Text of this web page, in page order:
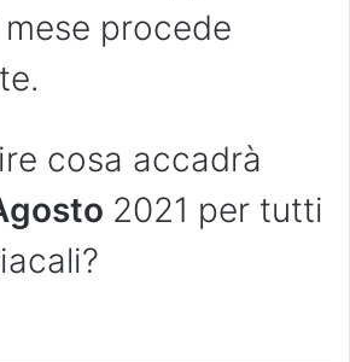
procede
cosa accadrà
2021 per tutti